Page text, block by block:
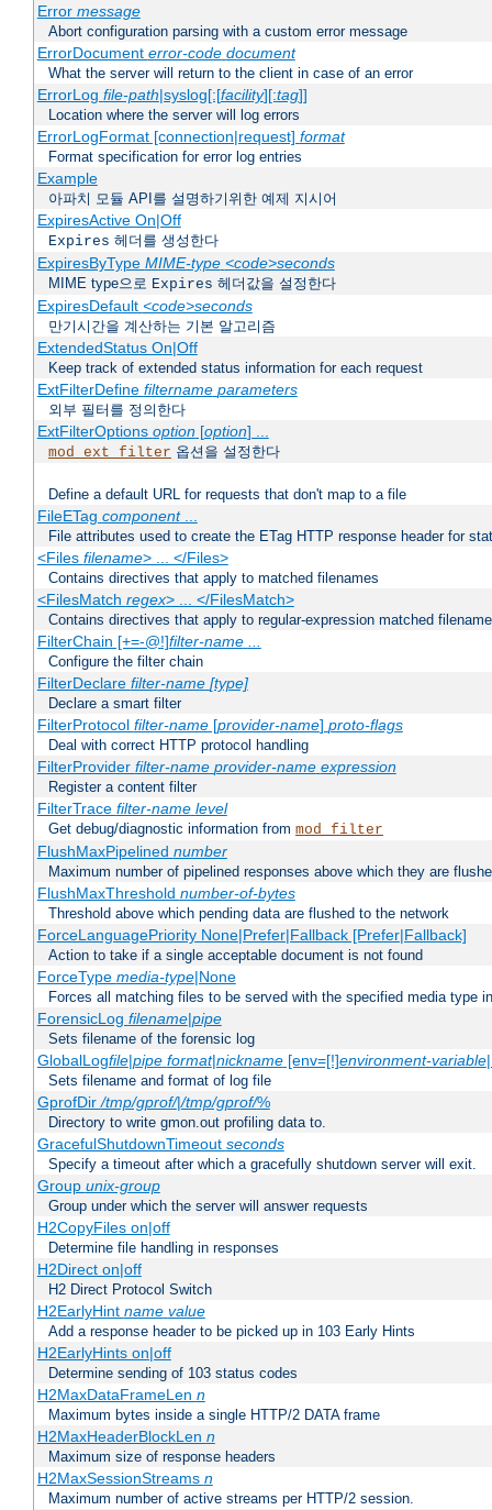
Error message
Abort configuration parsing with a custom error message
ErrorDocument error-code document
What the server will return to the client in case of an error
ErrorLog file-path|syslog[:[facility][:tag]]
Location where the server will log errors
ErrorLogFormat [connection|request] format
Format specification for error log entries
Example
아파치 모듈 API를 설명하기위한 예제 지시어
ExpiresActive On|Off
Expires 헤더를 생성한다
ExpiresByType MIME-type <code>seconds
MIME type으로 Expires 헤더값을 설정한다
ExpiresDefault <code>seconds
만기시간을 계산하는 기본 알고리즘
ExtendedStatus On|Off
Keep track of extended status information for each request
ExtFilterDefine filtername parameters
외부 필터를 정의한다
ExtFilterOptions option[option] ...
mod_ext_filter 옵션을 설정한다
Define a default URL for requests that don't map to a file
FileETag component...
File attributes used to create the ETag HTTP response header for
<Files filename> ... </Files>
Contains directives that apply to matched filenames
<FilesMatch regex> ... </FilesMatch>
Contains directives that apply to regular-expression matched
FilterChain [+=-@!]filter-name ...
Configure the filter chain
FilterDeclare filter-name [type]
Declare a smart filter
FilterProtocol filter-name[provider-name] proto-flags
Deal with correct HTTP protocol handling
FilterProvider filter-name provider-name expression
Register a content filter
FilterTrace filter-name level
Get debug/diagnostic information from mod_filter
FlushMaxPipelined number
Maximum number of pipelined responses above which they are
FlushMaxThreshold number-of-bytes
Threshold above which pending data are flushed to the network
ForceLanguagePriority None|Prefer|Fallback [Prefer|Fallback]
Action to take if a single acceptable document is not found
ForceType media-type|None
Forces all matching files to be served with the specified media type
ForensicLog filename|pipe
Sets filename of the forensic log
GlobalLogfile|pipe format|nickname[env=[!]environment-variable
Sets filename and format of log file
GprofDir/tmp/gprof/|/tmp/gprof/%
Directory to write gmon.out profiling data to.
GracefulShutdownTimeout seconds
Specify a timeout after which a gracefully shutdown server will exit.
Group unix-group
Group under which the server will answer requests
H2CopyFiles on|off
Determine file handling in responses
H2Direct on|off
H2 Direct Protocol Switch
H2EarlyHint name value
Add a response header to be picked up in 103 Early Hints
H2EarlyHints on|off
Determine sending of 103 status codes
H2MaxDataFrameLen n
Maximum bytes inside a single HTTP/2 DATA frame
H2MaxHeaderBlockLen n
Maximum size of response headers
H2MaxSessionStreams n
Maximum number of active streams per HTTP/2 session.